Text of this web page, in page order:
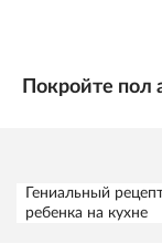
Покройте пол
Гениальный
ребенка на кухне